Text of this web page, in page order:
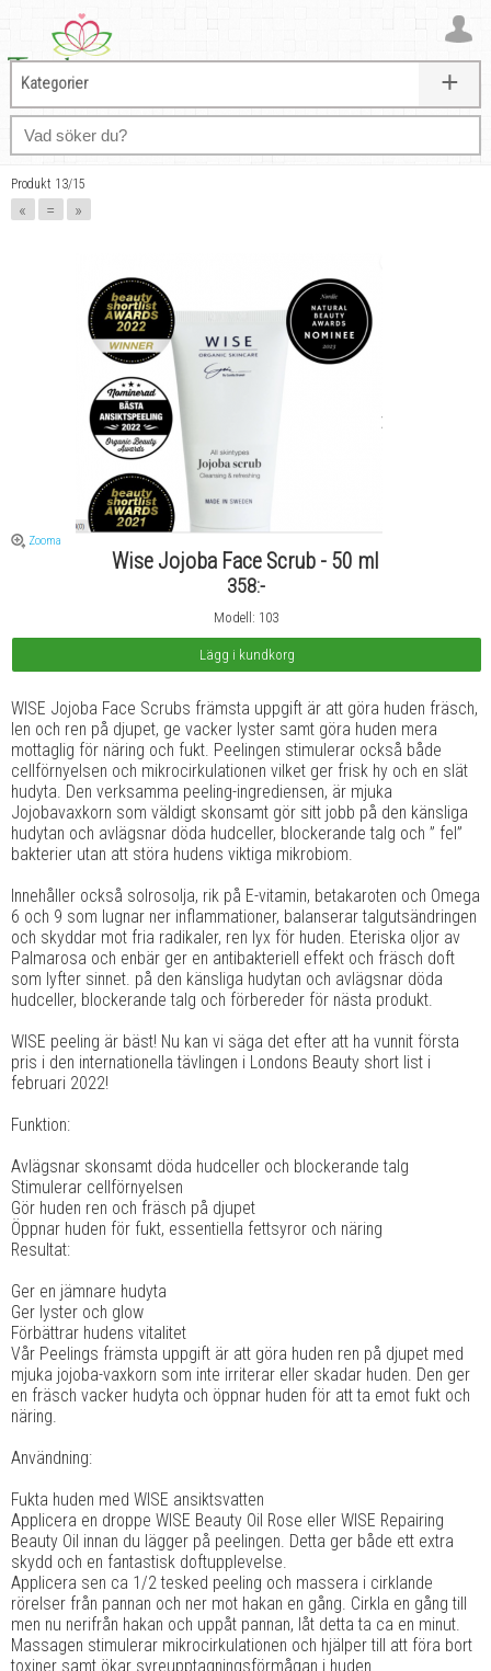
+
Kategorier
Produkt 13/15
« = »
Zooma
Wise Jojoba Face Scrub - 50 ml
358:-
Modell: 103
WISE Jojoba Face Scrubs främsta uppgift är att göra huden fräsch,
len och ren på djupet, ge vacker lyster samt göra huden mera
mottaglig för näring och fukt. Peelingen stimulerar också både
cellförnyelsen och mikrocirkulationen vilket ger frisk hy och en slät
hudyta. Den verksamma peeling-ingrediensen, är mjuka
Jojobavaxkorn som väldigt skonsamt gör sitt jobb på den känsliga
hudytan och avlägsnar döda hudceller, blockerande talg och ” fel”
bakterier utan att störa hudens viktiga mikrobiom.
Innehåller också solrosolja, rik på E-vitamin, betakaroten och Omega
6 och 9 som lugnar ner inflammationer, balanserar talgutsändringen
och skyddar mot fria radikaler, ren lyx för huden. Eteriska oljor av
Palmarosa och enbär ger en antibakteriell effekt och fräsch doft
som lyfter sinnet. på den känsliga hudytan och avlägsnar döda
hudceller, blockerande talg och förbereder för nästa produkt.
WISE peeling är bäst! Nu kan vi säga det efter att ha vunnit första
pris i den internationella tävlingen i Londons Beauty short list i
februari 2022!
Funktion:
Avlägsnar skonsamt döda hudceller och blockerande talg
Stimulerar cellförnyelsen
Gör huden ren och fräsch på djupet
Öppnar huden för fukt, essentiella fettsyror och näring
Resultat:
Ger en jämnare hudyta
Ger lyster och glow
Förbättrar hudens vitalitet
Vår Peelings främsta uppgift är att göra huden ren på djupet med
mjuka jojoba-vaxkorn som inte irriterar eller skadar huden. Den ger
en fräsch vacker hudyta och öppnar huden för att ta emot fukt och
näring.
Användning:
Fukta huden med WISE ansiktsvatten
Applicera en droppe WISE Beauty Oil Rose eller WISE Repairing
Beauty Oil innan du lägger på peelingen. Detta ger både ett extra
skydd och en fantastisk doftupplevelse.
Applicera sen ca 1/2 tesked peeling och massera i cirklande
rörelser från pannan och ner mot hakan en gång. Cirkla en gång till
men nu nerifrån hakan och uppåt pannan, låt detta ta ca en minut.
Massagen stimulerar mikrocirkulationen och hjälper till att föra bort
toxiner samt ökar syreupptagningsförmågan i huden.